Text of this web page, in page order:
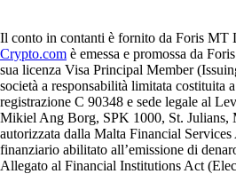
Il conto in contanti è fornito da Foris MT
Crypto.com è emessa e promossa da
sua licenza Visa Principal Member
società a responsabilità limitata costituita
registrazione C 90348 e sede legale al
Mikiel Ang Borg, SPK 1000, St. Julians,
autorizzata dalla Malta Financial
finanziario abilitato all’emissione di
Allegato al Financial Institutions Act